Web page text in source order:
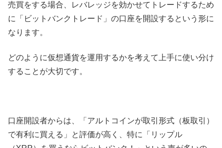
売買をする場合、レバレッジを効かせてトレードするため
に「ビットバンクトレード」の口座を開設するという形に
なります。
どのように仮想通貨を運用するかを考えて上手に使い分け
することが大切です。
口座開設者からは、「アルトコインが取引形式（板取引）
で有利に買える」と評価が高く、特に「リップル